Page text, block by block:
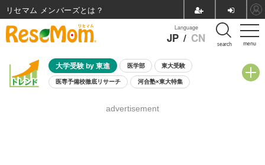
menu
Language
JP / CN search
大学受験 by 東進 医学部 東大受験
医専予備校徹底リサーチ 河合塾×東大特集
8月開催学校説明会・相談会
advertisement
リセマム メンバーズ